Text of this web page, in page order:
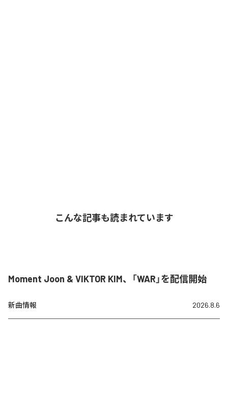
こんな記事も読まれています
Moment Joon & VIKTOR KIM、「WAR」を配信開始
新曲情報 2026.8.6